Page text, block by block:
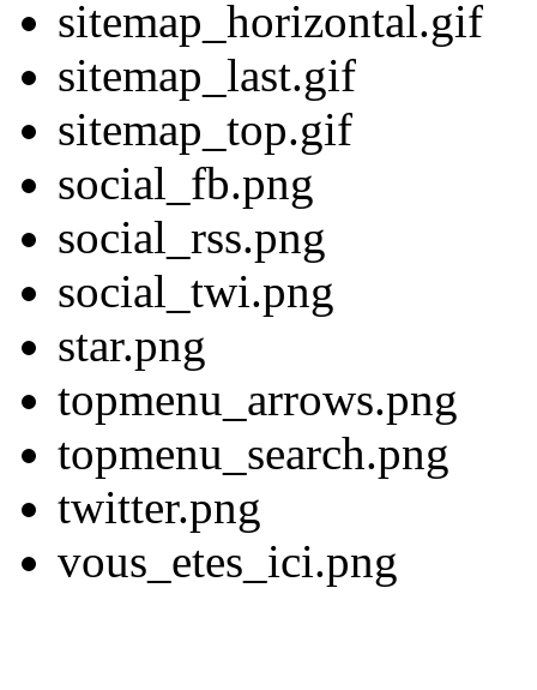
sitemap_horizontal.gif
sitemap_last.gif
sitemap_top.gif
social_fb.png
social_rss.png
social_twi.png
star.png
topmenu_arrows.png
topmenu_search.png
twitter.png
vous_etes_ici.png